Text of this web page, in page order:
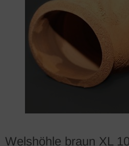
Welshöhle braun XL